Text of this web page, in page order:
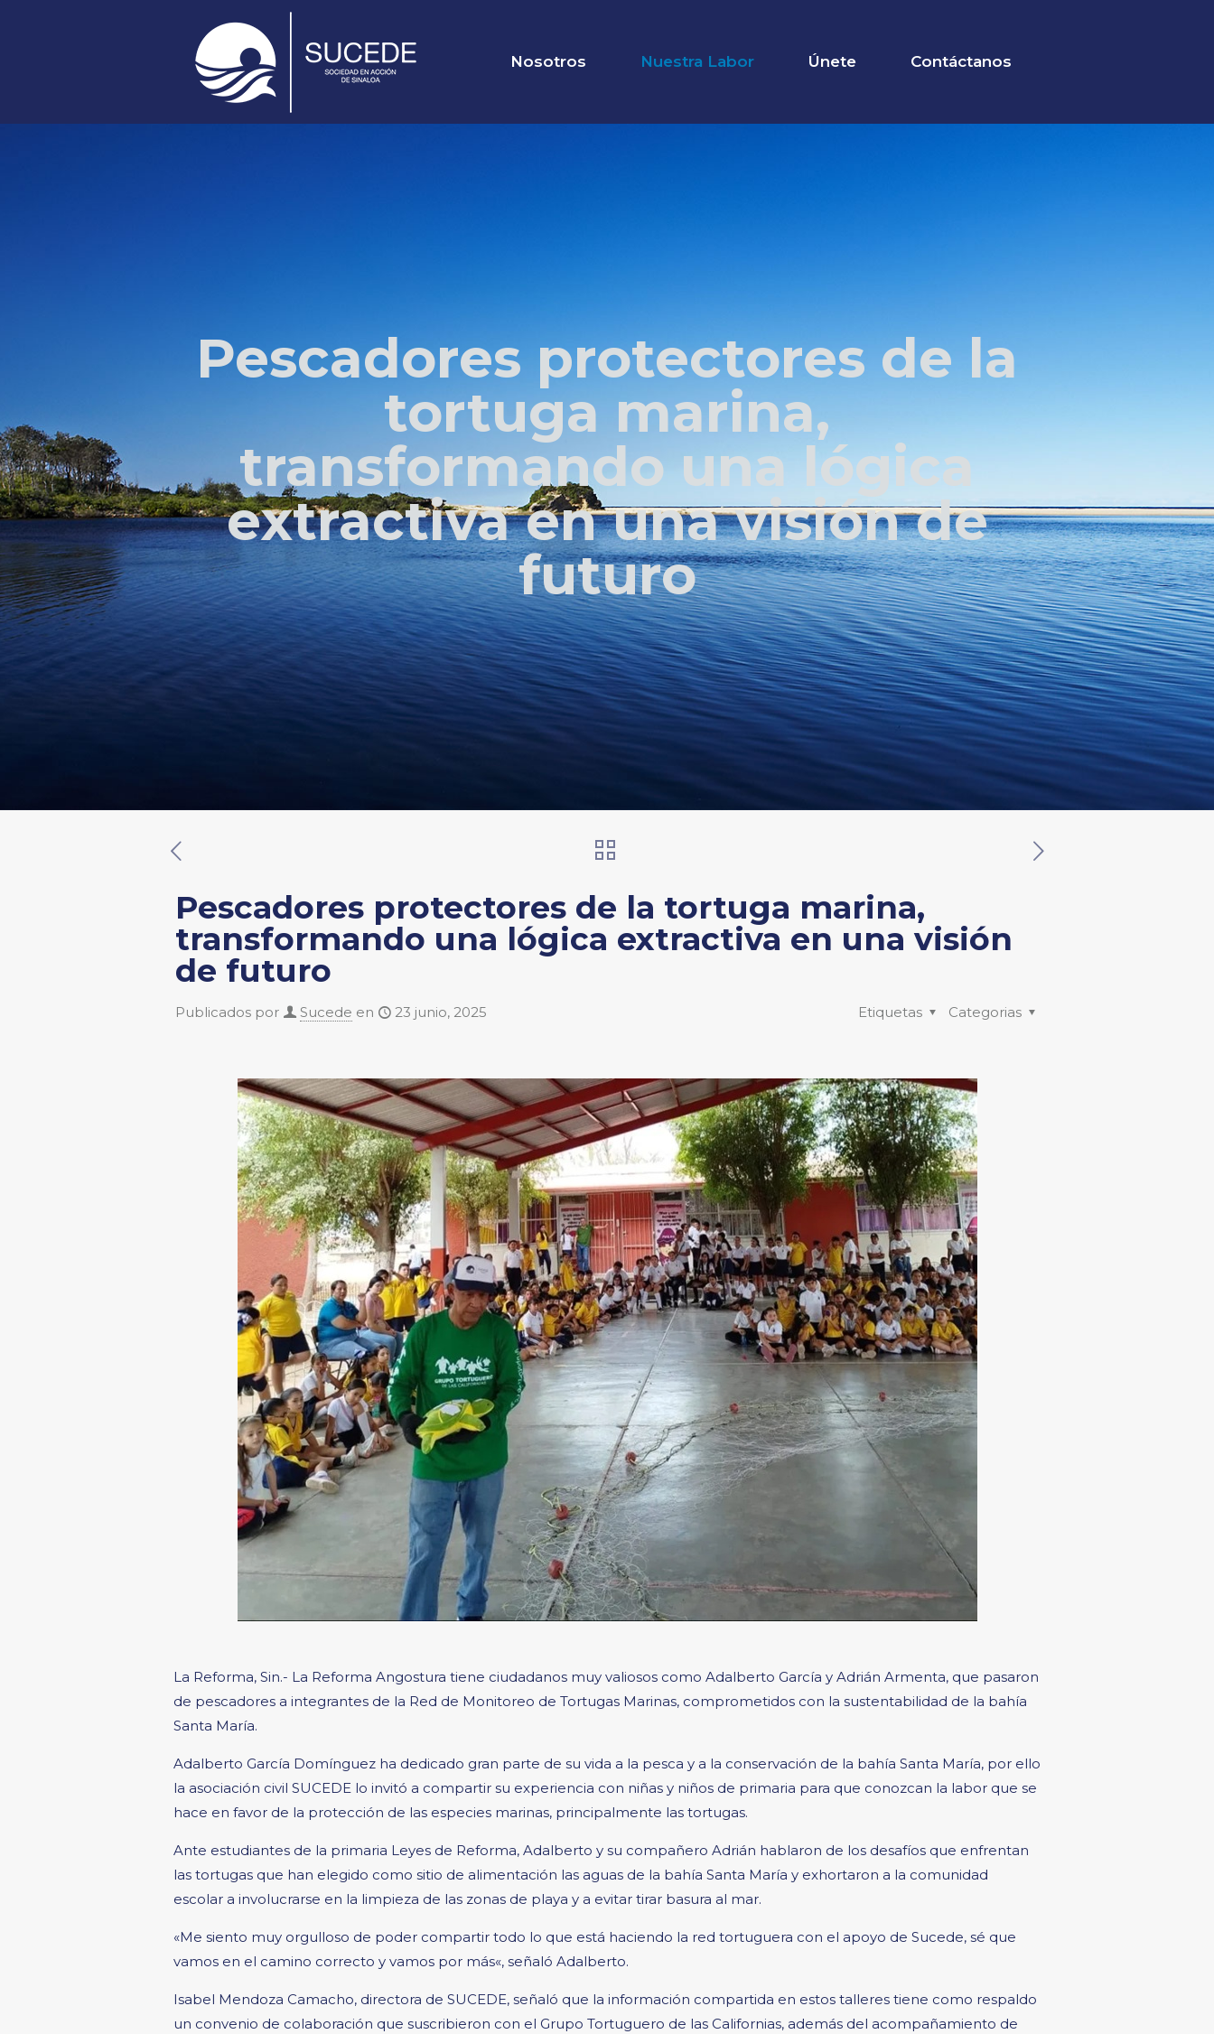
Nosotros Nuestra Labor Únete Contáctanos
Pescadores protectores de la
tortuga marina,
transformando una lógica
extractiva en una visión de
futuro
Pescadores protectores de la tortuga marina,
transformando una lógica extractiva en una visión
de futuro
Publicados por Sucede en 23 junio, 2025 Categorias
Etiquetas
La Reforma, Sin.- La Reforma Angostura tiene ciudadanos muy valiosos como Adalberto García y Adrián Armenta, que pasaron
de pescadores a integrantes de la Red de Monitoreo de Tortugas Marinas, comprometidos con la sustentabilidad de la bahía
Santa María.
Adalberto García Domínguez ha dedicado gran parte de su vida a la pesca y a la conservación de la bahía Santa María, por ello
la asociación civil SUCEDE lo invitó a compartir su experiencia con niñas y niños de primaria para que conozcan la labor que se
hace en favor de la protección de las especies marinas, principalmente las tortugas.
Ante estudiantes de la primaria Leyes de Reforma, Adalberto y su compañero Adrián hablaron de los desafíos que enfrentan
las tortugas que han elegido como sitio de alimentación las aguas de la bahía Santa María y exhortaron a la comunidad
escolar a involucrarse en la limpieza de las zonas de playa y a evitar tirar basura al mar.
«Me siento muy orgulloso de poder compartir todo lo que está haciendo la red tortuguera con el apoyo de Sucede, sé que
vamos en el camino correcto y vamos por más«, señaló Adalberto.
Isabel Mendoza Camacho, directora de SUCEDE, señaló que la información compartida en estos talleres tiene como respaldo
un convenio de colaboración que suscribieron con el Grupo Tortuguero de las Californias, además del acompañamiento de